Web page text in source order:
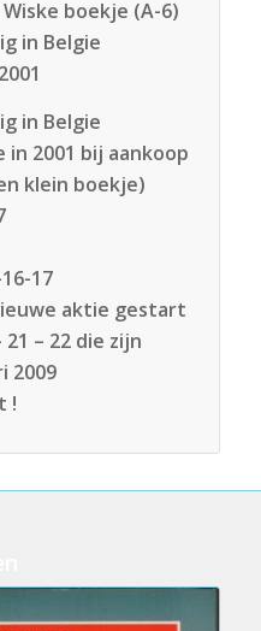
boekje (A-6)
in Belgie
in Belgie
2001 bij aankoop
klein boekje)
17
aktie gestart
– 22 die zijn
2009
!